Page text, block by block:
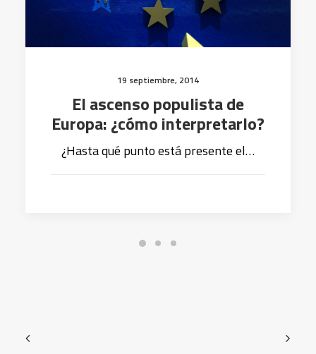
19 septiembre, 2014
El ascenso populista de
Europa: ¿cómo interpretarlo?
¿Hasta qué punto está presente el…